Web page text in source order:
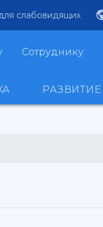
слабовидящих
Сотруднику
РАЗВИТИЕ